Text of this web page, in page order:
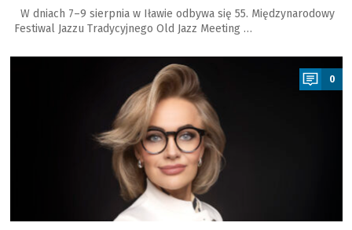
W dniach 7–9 sierpnia w Iławie odbywa się 55. Międzynarodowy
Festiwal Jazzu Tradycyjnego Old Jazz Meeting …
a
0